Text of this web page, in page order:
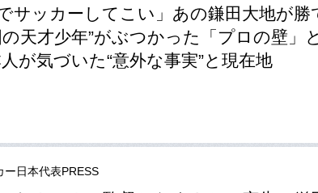
でサッカーしてこい」あの鎌田大地が勝
の天才少年”がぶつかった「プロの壁」
が気づいた“意外な事実”と現在地
ー日本代表PRESS